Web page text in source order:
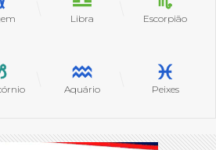
Libra Escorpião
Aquário Peixes